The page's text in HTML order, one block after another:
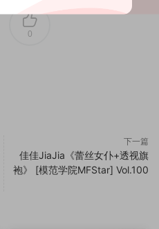
0
下一篇
佳佳JiaJia《蕾丝女仆+透视旗
袍》 [模范学院MFStar] Vol.100